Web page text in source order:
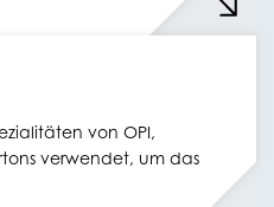
von OPI,
verwendet, um das